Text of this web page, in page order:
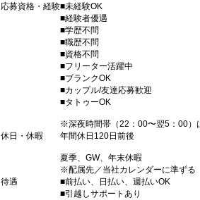
応募資格・経験■未経験OK
■経験者優遇
■学歴不問
■職歴不問
■資格不問
■フリーター活躍中
■ブランクOK
■カップル/友達応募歓迎
■タトゥーOK
※深夜時間帯（22：00〜翌5：00）
休日・休暇
年間休日120日前後
夏季、GW、年末休暇
※配属先／当社カレンダーに準ずる
待遇
■前払い、日払い、週払いOK
■引越しサポートあり